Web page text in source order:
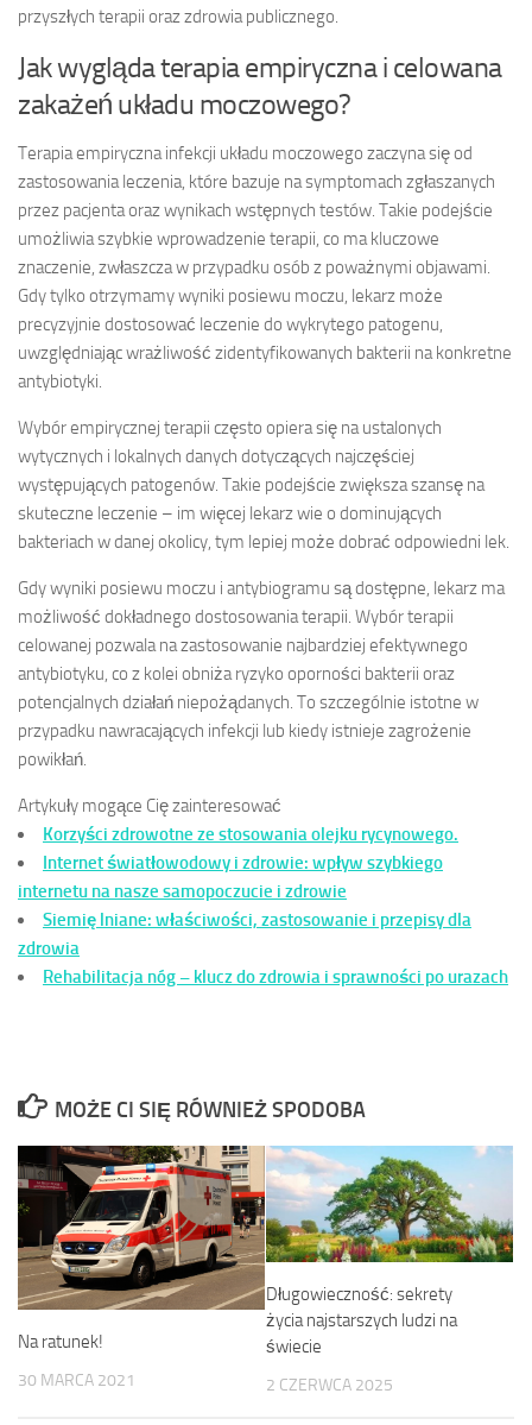
przyszłych terapii oraz zdrowia publicznego.
Jak wygląda terapia empiryczna i celowana
zakażeń układu moczowego?
Terapia empiryczna infekcji układu moczowego zaczyna się od
zastosowania leczenia, które bazuje na symptomach zgłaszanych
przez pacjenta oraz wynikach wstępnych testów. Takie podejście
umożliwia szybkie wprowadzenie terapii, co ma kluczowe
znaczenie, zwłaszcza w przypadku osób z poważnymi objawami.
Gdy tylko otrzymamy wyniki posiewu moczu, lekarz może
precyzyjnie dostosować leczenie do wykrytego patogenu,
uwzględniając wrażliwość zidentyfikowanych bakterii na konkretne
antybiotyki.
Wybór empirycznej terapii często opiera się na ustalonych
wytycznych i lokalnych danych dotyczących najczęściej
występujących patogenów. Takie podejście zwiększa szansę na
skuteczne leczenie – im więcej lekarz wie o dominujących
bakteriach w danej okolicy, tym lepiej może dobrać odpowiedni lek.
Gdy wyniki posiewu moczu i antybiogramu są dostępne, lekarz ma
możliwość dokładnego dostosowania terapii. Wybór terapii
celowanej pozwala na zastosowanie najbardziej efektywnego
antybiotyku, co z kolei obniża ryzyko oporności bakterii oraz
potencjalnych działań niepożądanych. To szczególnie istotne w
przypadku nawracających infekcji lub kiedy istnieje zagrożenie
powikłań.
Artykuły mogące Cię zainteresować
Korzyści zdrowotne ze stosowania olejku rycynowego.
Internet światłowodowy i zdrowie: wpływ szybkiego
internetu na nasze samopoczucie i zdrowie
Siemię lniane: właściwości, zastosowanie i przepisy dla
zdrowia
Rehabilitacja nóg – klucz do zdrowia i sprawności po urazach
MOŻE CI SIĘ RÓWNIEŻ SPODOBA
Na ratunek!
30 MARCA 2021
Długowieczność: sekrety
życia najstarszych ludzi na
świecie
2 CZERWCA 2025